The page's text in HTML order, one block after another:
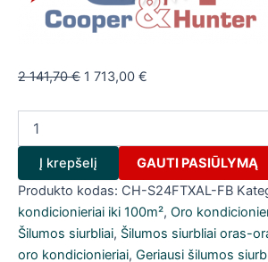
2 141,70€ Original
141,70 €.
1 713,00 €
713,00 €.
kiekis:
Oro
kondicionierius/
šilumos
siurblys
Cooper&Hunter
SUPREME
Į krepšelį
GAUTI PASIŪLYMĄ
Produkto kodas: CH-S24FTXAL-FB
kondicionieriai iki 100m², Oro
Šilumos siurbliai, Šilumos siurbliai oras-
oro kondicionieriai, Geriausi šilumos